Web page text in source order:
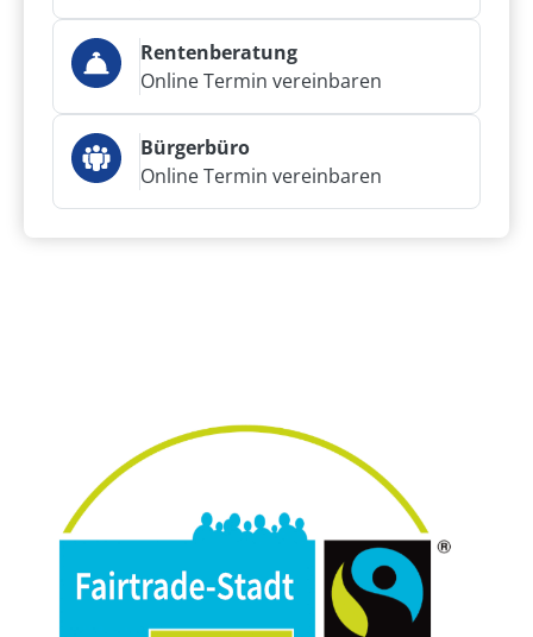
Rentenberatung
Online Termin vereinbaren
Bürgerbüro
Online Termin vereinbaren